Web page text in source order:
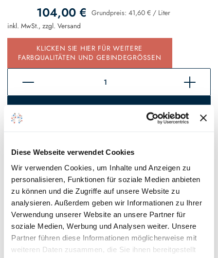
Diese Webseite verwendet Cookies
Wir verwenden Cookies, um Inhalte und Anzeigen zu
personalisieren, Funktionen für soziale Medien anbieten
zu können und die Zugriffe auf unsere Website zu
analysieren. Außerdem geben wir Informationen zu Ihrer
Verwendung unserer Website an unsere Partner für
soziale Medien, Werbung und Analysen weiter. Unsere
Partner führen diese Informationen möglicherweise mit
weiteren Daten zusammen, die Sie ihnen bereitgestellt
104,00 € Grundpreis: 41,60 € / Liter
inkl. MwSt., zzgl. Versand
KLICKEN SIE HIER FÜR WEITERE
FARBQUALITÄTEN UND GEBINDEGRÖSSEN
Auf den Wunschzettel
* Gilt für Lieferungen innerhalb Deutschlands, Lieferzeiten für andere
Länder entnehmen Sie bitte unserenVersandinformationen .
Technische Details und Hinweise
Hinweis zur Grundierung